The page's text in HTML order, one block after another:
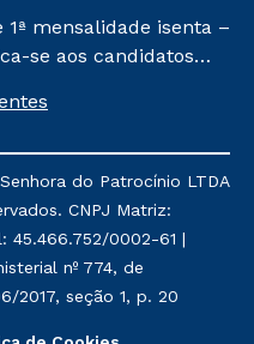
mensalidade isenta –
se aos candidatos
que ofertam bolsas
não tenham efetivado
trancado sua
da Cruzeiro do
um ano. Tais
cursos de Medicina, e
do Patrocínio LTDA
CNPJ Matriz:
45.466.752/0002-61 |
nº 774, de
2017, seção 1, p. 20